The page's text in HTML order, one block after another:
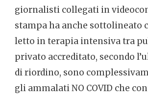
giornalisti collegati in
stampa ha anche sottolineato
letto in terapia intensiva tra
privato accreditato, secondo
di riordino, sono
gli ammalati NO COVID che